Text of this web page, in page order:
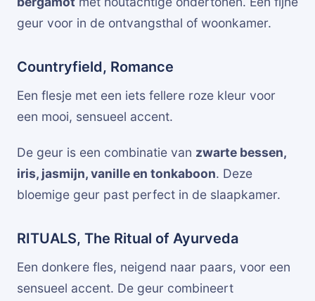
geur voor in de ontvangsthal of woonkamer.
Countryfield, Romance
Een flesje met een iets fellere roze kleur voor
een mooi, sensueel accent.
De geur is een combinatie van zwarte bessen,
iris, jasmijn, vanille en tonkaboon. Deze
bloemige geur past perfect in de slaapkamer.
RITUALS, The Ritual of Ayurveda
Een donkere fles, neigend naar paars, voor een
sensueel accent. De geur combineert